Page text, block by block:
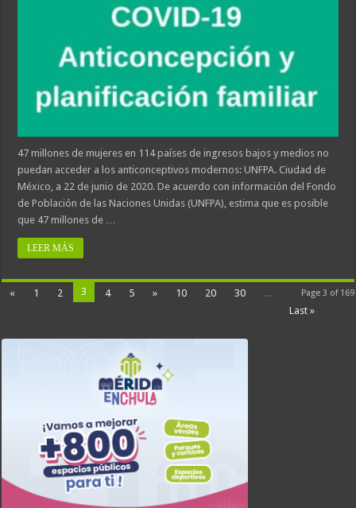
47 millones de mujeres en 114 países de ingresos bajos y medios no
puedan acceder a los anticonceptivos modernos: UNFPA. Ciudad de
México, a 22 de junio de 2020. De acuerdo con información del Fondo
de Población de las Naciones Unidas (UNFPA), estima que es posible
que 47 millones de …
LEER MÁS
Page 3 of 169
« 1 2 3 4 5 » 10 20 30
...
Last »